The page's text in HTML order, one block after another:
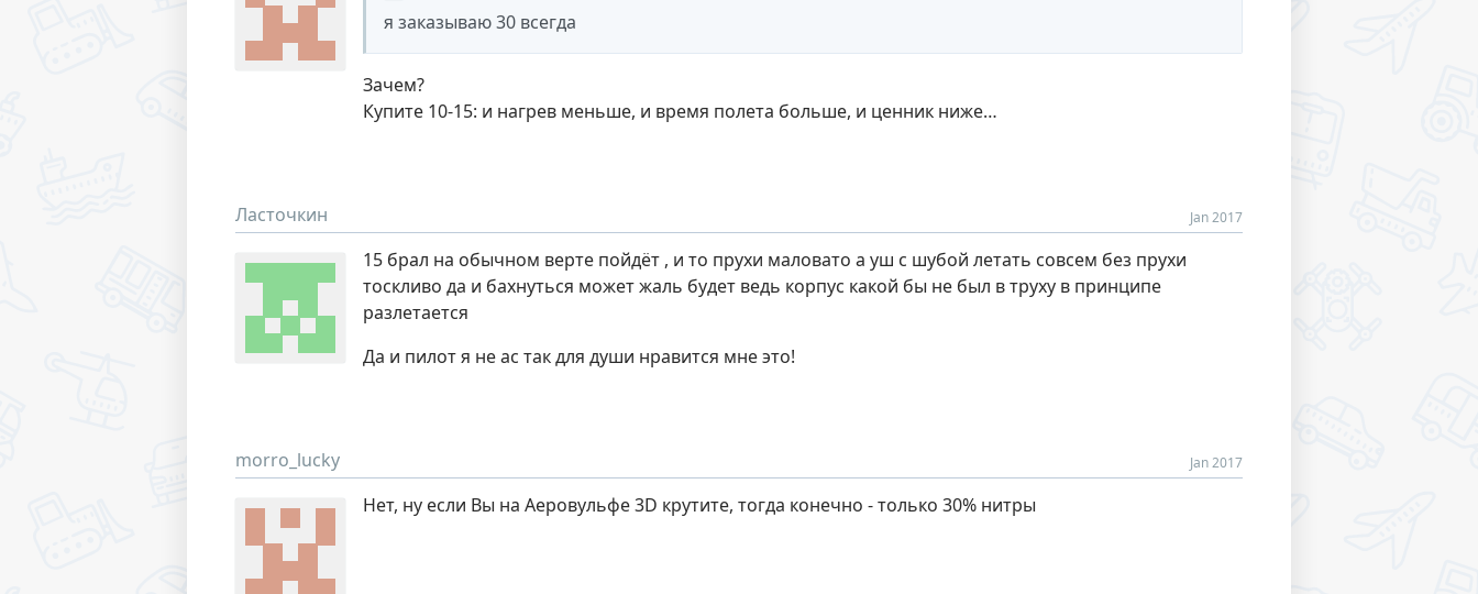
я заказываю 30 всегда
Зачем?
Купите 10-15: и нагрев меньше, и время полета больше, и ценник ниже…
Ласточкин Jan 2017
15 брал на обычном верте пойдёт , и то прухи маловато а уш с шубой летать совсем без прухи
тоскливо да и бахнуться может жаль будет ведь корпус какой бы не был в труху в принципе
разлетается
Да и пилот я не ас так для души нравится мне это!
morro_lucky Jan 2017
Нет, ну если Вы на Аеровульфе 3D крутите, тогда конечно - только 30% нитры